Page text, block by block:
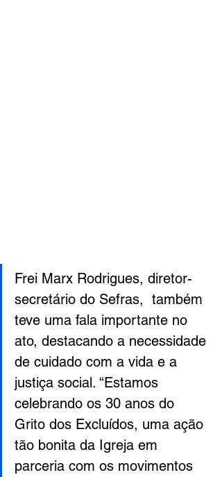
Frei Marx Rodrigues, diretor-
secretário do Sefras,  também
teve uma fala importante no
ato, destacando a necessidade
de cuidado com a vida e a
justiça social. “Estamos
celebrando os 30 anos do
Grito dos Excluídos, uma ação
tão bonita da Igreja em
parceria com os movimentos